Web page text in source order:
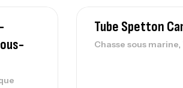
Sunset Beachstriker Surf Hybrid
Cm 100-250 G
Tube Spetton
Chasse sous marine